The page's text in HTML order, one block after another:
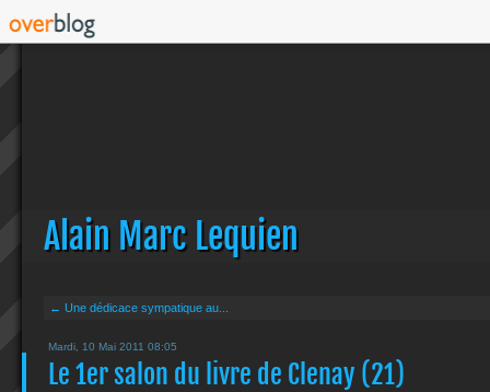
Alain Marc Lequien
← Une dédicace sympatique au...
Mardi, 10 Mai 2011 08:05
Le 1er salon du livre de Clenay (21)